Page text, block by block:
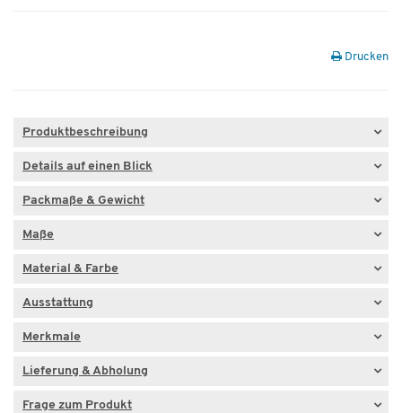
Drucken
Produktbeschreibung
Details auf einen Blick
Packmaße & Gewicht
Maße
Material & Farbe
Ausstattung
Merkmale
Lieferung & Abholung
Frage zum Produkt